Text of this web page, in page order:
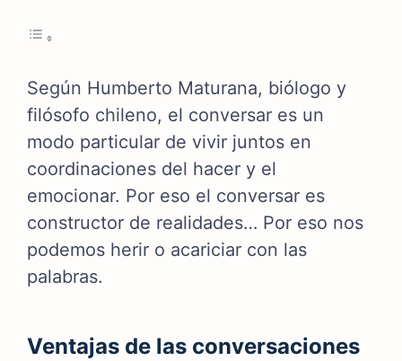
Según Humberto Maturana, biólogo y
filósofo chileno, el conversar es un
modo particular de vivir juntos en
coordinaciones del hacer y el
emocionar. Por eso el conversar es
constructor de realidades… Por eso nos
podemos herir o acariciar con las
palabras.
Ventajas de las conversaciones